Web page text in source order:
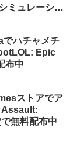
ミュレーショ
でハチャメチ
Epic
布中
ストアでア
Assault:
無料配布中